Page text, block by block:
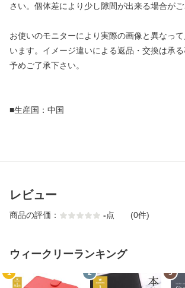
さい。個体差により少し隙間が出来る場合がご
お使いのモニターにより実際の画像と異なっ
います。イメージ違いによる返品・交換は承る
予めご了承下さい。
■生産国：中国
レビュー
商品の評価： -点 (0件)
ウィークリーランキング
1 2 3